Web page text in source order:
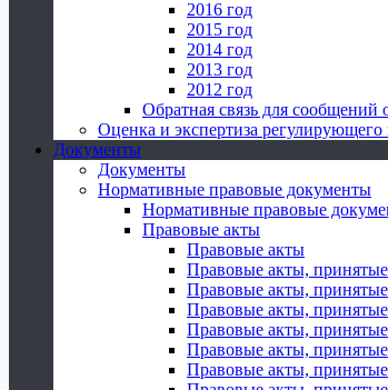
2016 год
2015 год
2014 год
2013 год
2012 год
Обратная связь для сообщений
Оценка и экспертиза
Документы
Документы
Нормативные правовые документы
Нормативные правовые
Правовые акты
Правовые акты
Правовые акты, принятые
Правовые акты, принятые
Правовые акты, принятые
Правовые акты, принятые
Правовые акты, принятые
Правовые акты, принятые